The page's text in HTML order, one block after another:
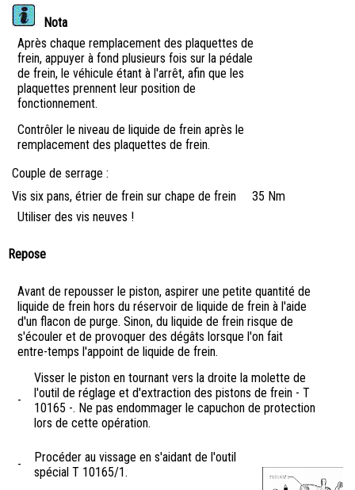
Nota
Après chaque remplacement des plaquettes de
frein, appuyer à fond plusieurs fois sur la pédale
de frein, le véhicule étant à l'arrêt, afin que les
plaquettes prennent leur position de
fonctionnement.
Contrôler le niveau de liquide de frein après le
remplacement des plaquettes de frein.
Couple de serrage :
Vis six pans, étrier de frein sur chape de frein
Utiliser des vis neuves !
35 Nm
Repose
Avant de repousser le piston, aspirer une petite quantité de
liquide de frein hors du réservoir de liquide de frein à l'aide
d'un flacon de purge. Sinon, du liquide de frein risque de
s'écouler et de provoquer des dégâts lorsque l'on fait
entre-temps l'appoint de liquide de frein.
-
Visser le piston en tournant vers la droite la molette de
l'outil de réglage et d'extraction des pistons de frein - T
10165 -. Ne pas endommager le capuchon de protection
lors de cette opération.
-
Procéder au vissage en s'aidant de l'outil
spécial T 10165/1.